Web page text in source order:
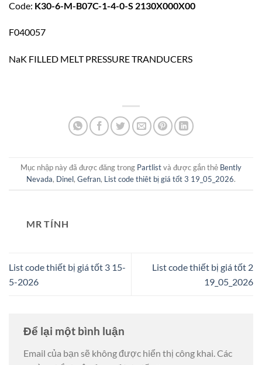
Code: K30-6-M-B07C-1-4-0-S 2130X000X00
F040057
NaK FILLED MELT PRESSURE TRANDUCERS
Mục nhập này đã được đăng trong Partlistvà được gắn thẻ Bently
Nevada, Dinel, Gefran, List code thiêt bị giá tốt 3 19_05_2026.
MR TÍNH
List code thiết bị giá tốt 3 15-
5-2026
List code thiết bị giá tốt 2
19_05_2026
Để lại một bình luận
Email của bạn sẽ không được hiển thị công khai.Các